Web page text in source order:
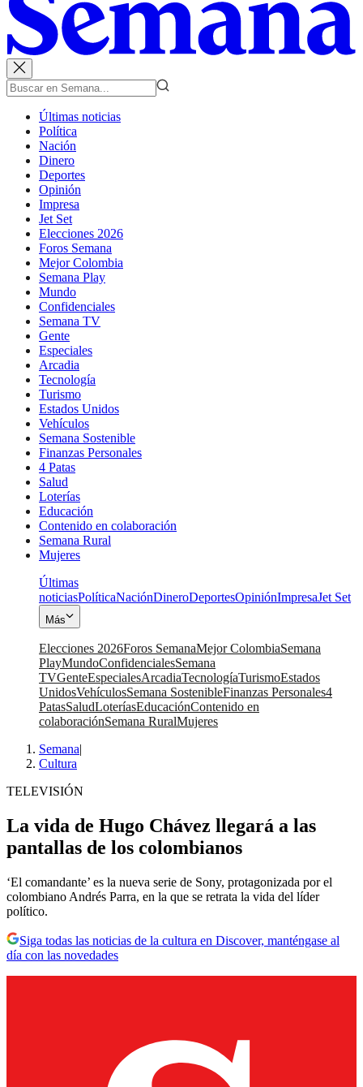
Últimas noticias
Política
Nación
Dinero
Deportes
Opinión
Impresa
Jet Set
Elecciones 2026
Foros Semana
Mejor Colombia
Semana Play
Mundo
Confidenciales
Semana TV
Gente
Especiales
Arcadia
Tecnología
Turismo
Estados Unidos
Vehículos
Semana Sostenible
Finanzas Personales
4 Patas
Salud
Loterías
Educación
Contenido en colaboración
Semana Rural
Mujeres
Últimas
noticiasPolíticaNaciónDineroDeportesOpiniónImpresaJet Set
Más
Elecciones 2026Foros SemanaMejor ColombiaSemana
PlayMundoConfidencialesSemana
TVGenteEspecialesArcadiaTecnologíaTurismoEstados
UnidosVehículosSemana SostenibleFinanzas Personales4
PatasSaludLoteríasEducaciónContenido en
colaboraciónSemana RuralMujeres
Semana|
Cultura
TELEVISIÓN
La vida de Hugo Chávez llegará a las
pantallas de los colombianos
‘El comandante’ es la nueva serie de Sony, protagonizada por el
colombiano Andrés Parra, en la que se retrata la vida del líder
político.
Siga todas las noticias de la cultura en Discover, manténgase al
día con las novedades